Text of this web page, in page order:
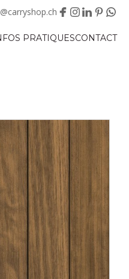
PRATIQUESCONTACT